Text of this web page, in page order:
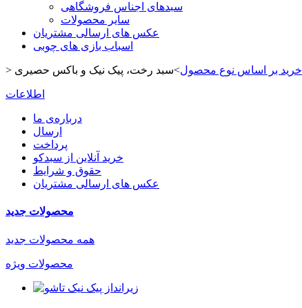
سبدهای اجناس فروشگاهی
سایر محصولات
عکس های ارسالی مشتریان
اسباب بازی های چوبی
> خرید بر اساس نوع محصول>سبد رخت، پیک نیک و باکس حصیری
اطلاعات
درباره‌ی ما
ارسال
پرداخت
خرید آنلاین از سبدکو
حقوق و شرایط
عکس های ارسالی مشتریان
محصولات جدید
همه محصولات جدید
محصولات ویژه